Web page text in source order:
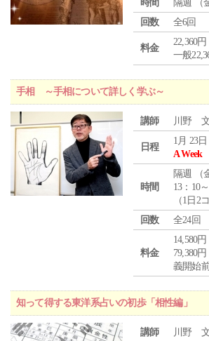
時間
隔週 （
回数
全6回
料金
22,360円
一般
手相 ～手相について詳しく学ぶ～
講師 川野
日程
1月 23
A Week
時間
隔週 （
13：10
（1日2
回数
全24回
料金
14,580
79,380
義開始
知って得する東洋系占いの初歩「相性編」
講師 川野